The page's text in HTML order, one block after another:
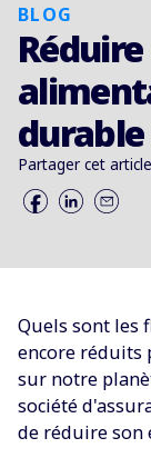
BLOG
durable
Partager cet article
Quels sont les
encore réduits
sur notre
société
de réduire son